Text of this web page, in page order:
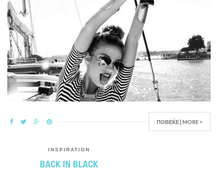
ПОВЕЌЕ | MORE >
INSPIRATION
BACK IN BLACK